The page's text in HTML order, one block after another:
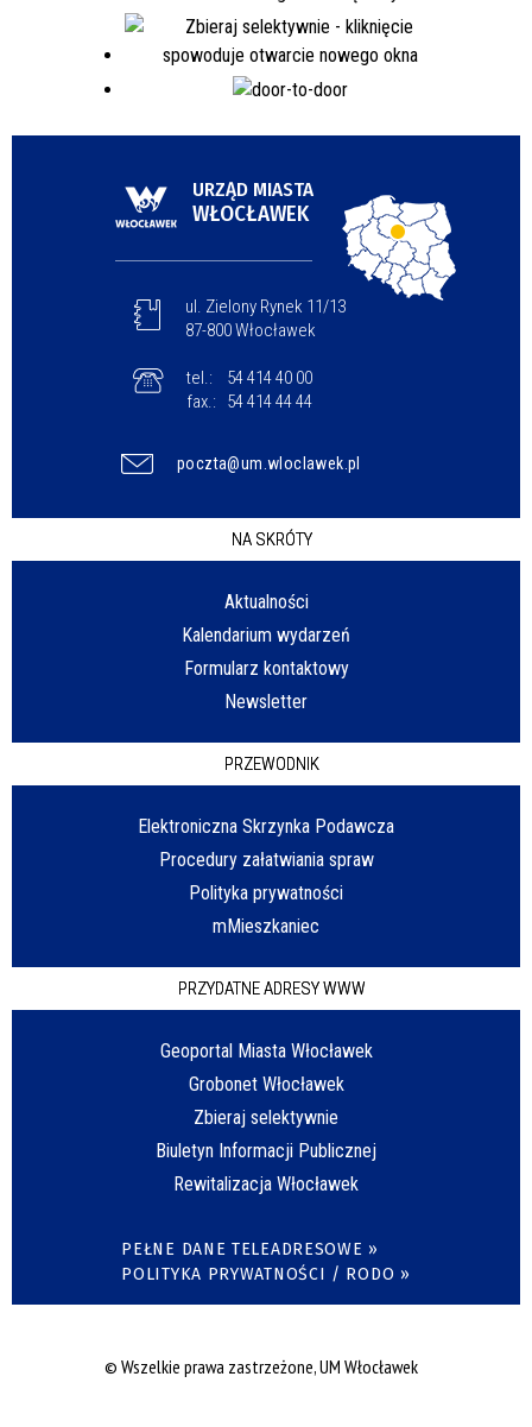
URZĄD MIASTA
WŁOCŁAWEK
ul. Zielony Rynek 11/13
87-800 Włocławek
tel.:
54 414 40 00
fax.:
54 414 44 44
poczta@um.wloclawek.pl
NA SKRÓTY
Aktualności
Kalendarium wydarzeń
Formularz kontaktowy
Newsletter
PRZEWODNIK
Elektroniczna Skrzynka Podawcza
Procedury załatwiania spraw
Polityka prywatności
mMieszkaniec
PRZYDATNE ADRESY WWW
Geoportal Miasta Włocławek
Grobonet Włocławek
Zbieraj selektywnie
Biuletyn Informacji Publicznej
Rewitalizacja Włocławek
PEŁNE DANE TELEADRESOWE »
POLITYKA PRYWATNOŚCI / RODO »
© Wszelkie prawa zastrzeżone, UM Włocławek